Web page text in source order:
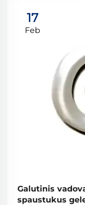
17
Feb
Galutinis
spaustukus